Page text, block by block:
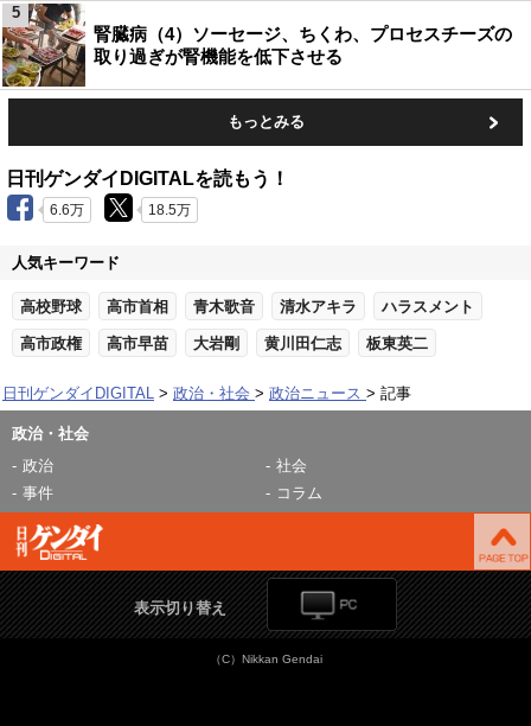
腎臓病（4）ソーセージ、ちくわ、プロセスチーズの
取り過ぎが腎機能を低下させる
5
もっとみる
日刊ゲンダイDIGITALを読もう！
6.6万 18.5万
人気キーワード
高校野球 高市首相 青木歌音 清水アキラ ハラスメント
高市政権 高市早苗 大岩剛 黄川田仁志 板東英二
日刊ゲンダイDIGITAL 政治・社会 政治ニュース 記事
政治・社会
政治
社会
事件
コラム
表示切り替え
（C）Nikkan Gendai